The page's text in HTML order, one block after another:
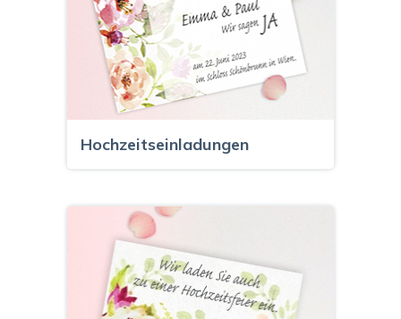
Hochzeitseinladungen